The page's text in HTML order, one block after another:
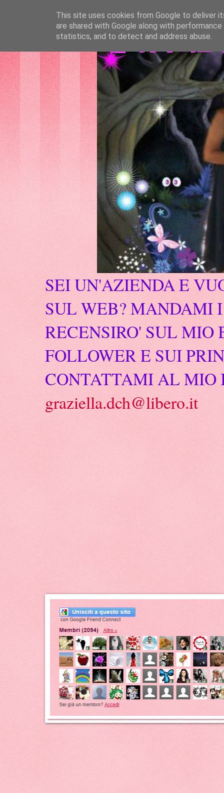
SEI UN'AZIENDA E
SUL WEB? MANDAMI
RECENSIRO' SUL
FOLLOWER E SUI
CONTATTAMI AL
graziella.dch@libero.it
This site uses cookies from Google to deliver
are shared with Google along with
statistics, and to detect and address abuse.